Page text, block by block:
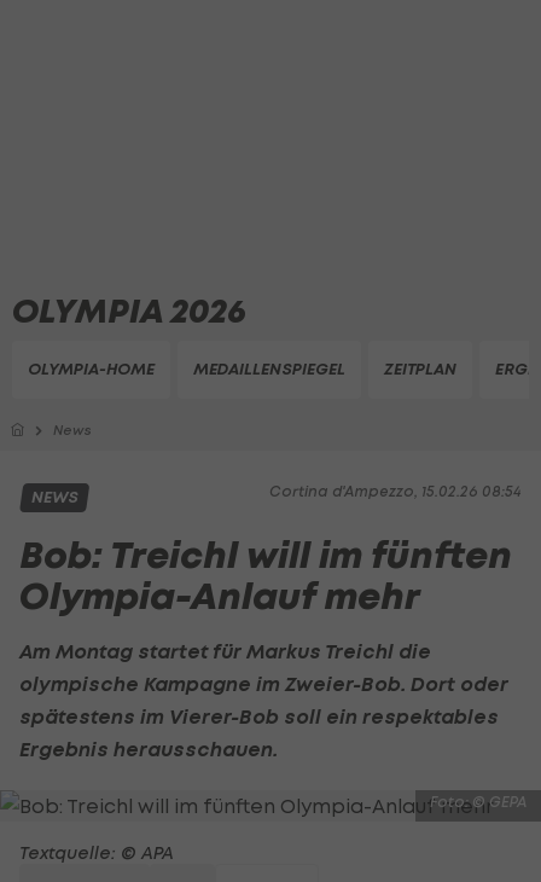
OLYMPIA 2026
OLYMPIA-HOME MEDAILLENSPIEGEL ZEITPLAN
News
Cortina d'Ampezzo, 15.02.26 08:54
NEWS
Bob: Treichl will im fünften
Olympia-Anlauf mehr
Am Montag startet für Markus Treichl die
olympische Kampagne im Zweier-Bob. Dort oder
spätestens im Vierer-Bob soll ein respektables
Ergebnis herausschauen.
Foto: © GEPA
Textquelle: © APA